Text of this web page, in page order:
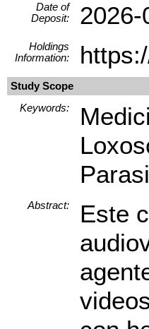
Date of
Deposit:
2026-
Holdings
Information:
Study Scope
Keywords:
Abstract:
Este